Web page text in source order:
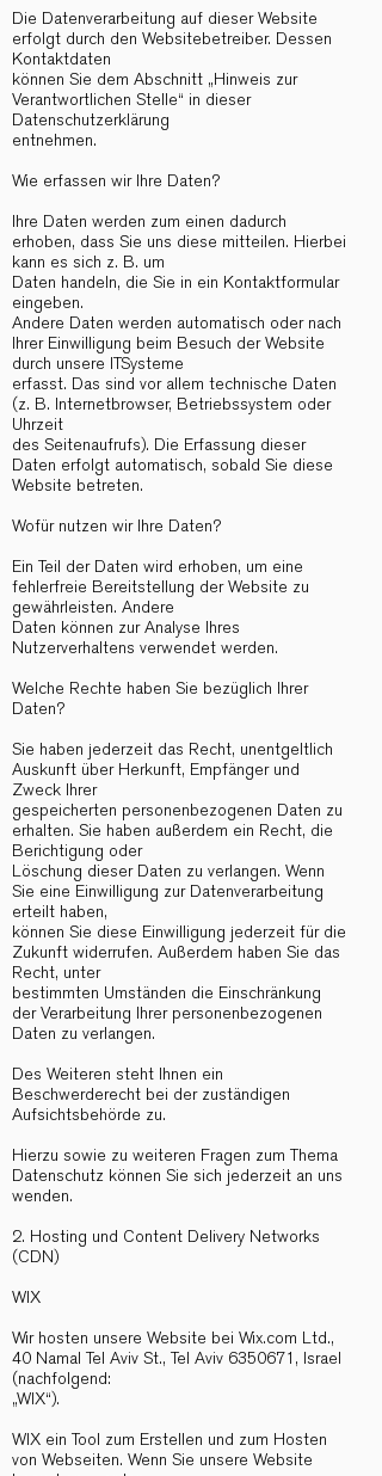
Die Datenverarbeitung auf dieser Website
erfolgt durch den Websitebetreiber. Dessen
Kontaktdaten
können Sie dem Abschnitt „Hinweis zur
Verantwortlichen Stelle“ in dieser
Datenschutzerklärung
entnehmen.
Wie erfassen wir Ihre Daten?
Ihre Daten werden zum einen dadurch
erhoben, dass Sie uns diese mitteilen. Hierbei
kann es sich z. B. um
Daten handeln, die Sie in ein Kontaktformular
eingeben.
Andere Daten werden automatisch oder nach
Ihrer Einwilligung beim Besuch der Website
durch unsere ITSysteme
erfasst. Das sind vor allem technische Daten
(z. B. Internetbrowser, Betriebssystem oder
Uhrzeit
des Seitenaufrufs). Die Erfassung dieser
Daten erfolgt automatisch, sobald Sie diese
Website betreten.
Wofür nutzen wir Ihre Daten?
Ein Teil der Daten wird erhoben, um eine
fehlerfreie Bereitstellung der Website zu
gewährleisten. Andere
Daten können zur Analyse Ihres
Nutzerverhaltens verwendet werden.
Welche Rechte haben Sie bezüglich Ihrer
Daten?
Sie haben jederzeit das Recht, unentgeltlich
Auskunft über Herkunft, Empfänger und
Zweck Ihrer
gespeicherten personenbezogenen Daten zu
erhalten. Sie haben außerdem ein Recht, die
Berichtigung oder
Löschung dieser Daten zu verlangen. Wenn
Sie eine Einwilligung zur Datenverarbeitung
erteilt haben,
können Sie diese Einwilligung jederzeit für die
Zukunft widerrufen. Außerdem haben Sie das
Recht, unter
bestimmten Umständen die Einschränkung
der Verarbeitung Ihrer personenbezogenen
Daten zu verlangen.
Des Weiteren steht Ihnen ein
Beschwerderecht bei der zuständigen
Aufsichtsbehörde zu.
Hierzu sowie zu weiteren Fragen zum Thema
Datenschutz können Sie sich jederzeit an uns
wenden.
2. Hosting und Content Delivery Networks
(CDN)
WIX
Wir hosten unsere Website bei Wix.com Ltd.,
40 Namal Tel Aviv St., Tel Aviv 6350671 , Israel
(nachfolgend:
„WIX“).
WIX ein Tool zum Erstellen und zum Hosten
von Webseiten. Wenn Sie unsere Website